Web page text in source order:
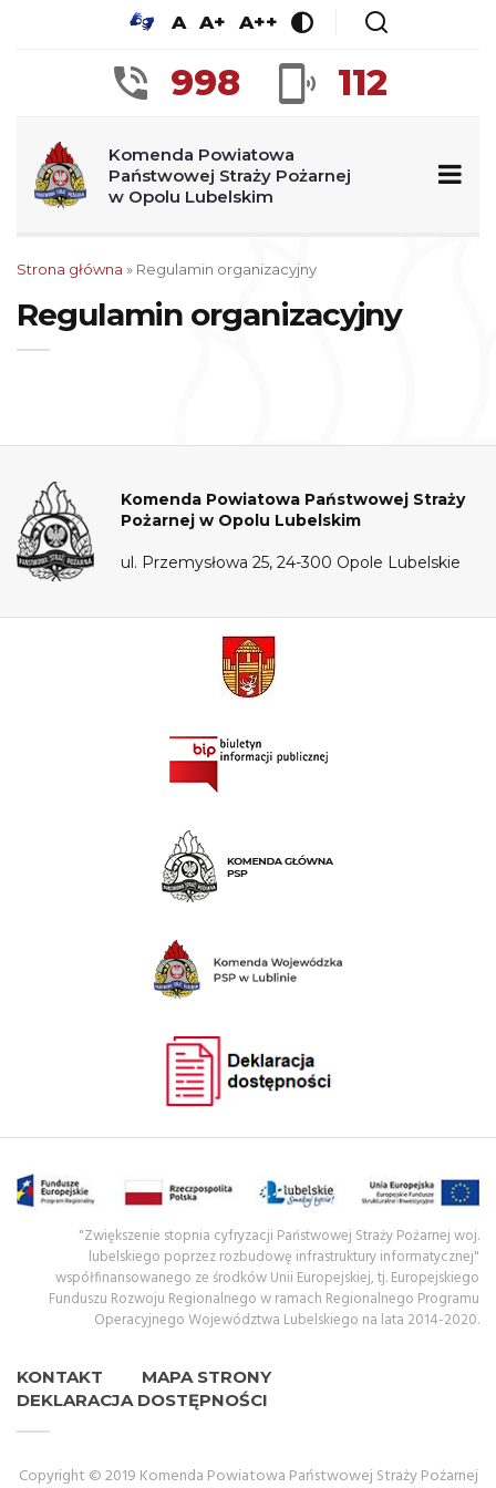
A A+ A++
998 112
Komenda Powiatowa
Państwowej Straży Pożarnej
w Opolu Lubelskim
Strona główna » Regulamin organizacyjny
Regulamin organizacyjny
Komenda Powiatowa Państwowej Straży
Pożarnej w Opolu Lubelskim
ul. Przemysłowa 25, 24-300 Opole Lubelskie
KONTAKT
MAPA STRONY
DEKLARACJA DOSTĘPNOŚCI
Copyright © 2019 Komenda Powiatowa Państwowej Straży Pożarnej
"Zwiększenie stopnia cyfryzacji Państwowej Straży Pożarnej woj.
lubelskiego poprzez rozbudowę infrastruktury informatycznej"
współfinansowanego ze środków Unii Europejskiej, tj. Europejskiego
Funduszu Rozwoju Regionalnego w ramach Regionalnego Programu
Operacyjnego Województwa Lubelskiego na lata 2014-2020.